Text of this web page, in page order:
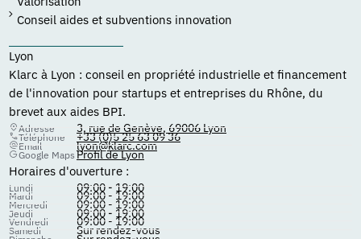
Conseil aides et subventions innovation
Lyon
Klarc à Lyon : conseil en propriété industrielle et financement
de l'innovation pour startups et entreprises du Rhône, du
brevet aux aides BPI.
Adresse 3, rue de Genève, 69006 Lyon
Téléphone +33 (0)5 25 63 09 36
Email lyon@klarc.com
Google Maps Profil de Lyon
Horaires d'ouverture :
Lundi 09:00 - 19:00
Mardi 09:00 - 19:00
Mercredi 09:00 - 19:00
Jeudi 09:00 - 19:00
Vendredi 09:00 - 19:00
Samedi Sur rendez-vous